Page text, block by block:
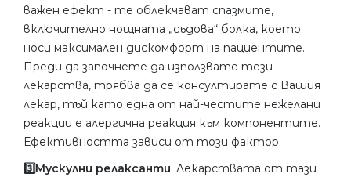
важен ефект - те облекчават спазмите,
включително нощната „съдова“ болка, което
носи максимален дискомфорт на пациентите.
Преди да започнете да използвате тези
лекарства, трябва да се консултирате с Вашия
лекар, тъй като една от най-честите нежелани
реакции е алергична реакция към компонентите.
Ефективността зависи от този фактор.
3️⃣Мускулни релаксанти. Лекарствата от тази